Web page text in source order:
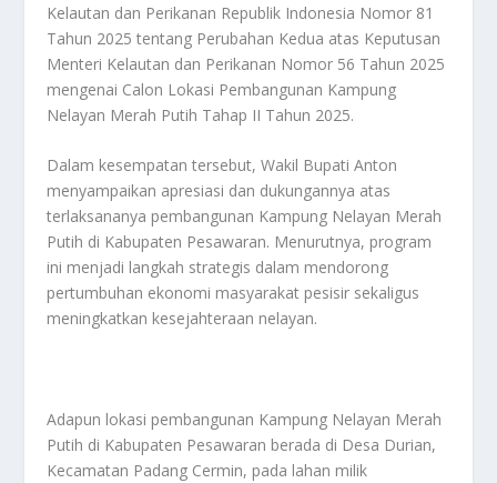
Kelautan dan Perikanan Republik Indonesia Nomor 81
Tahun 2025 tentang Perubahan Kedua atas Keputusan
Menteri Kelautan dan Perikanan Nomor 56 Tahun 2025
mengenai Calon Lokasi Pembangunan Kampung
Nelayan Merah Putih Tahap II Tahun 2025.
Dalam kesempatan tersebut, Wakil Bupati Anton
menyampaikan apresiasi dan dukungannya atas
terlaksananya pembangunan Kampung Nelayan Merah
Putih di Kabupaten Pesawaran. Menurutnya, program
ini menjadi langkah strategis dalam mendorong
pertumbuhan ekonomi masyarakat pesisir sekaligus
meningkatkan kesejahteraan nelayan.
Adapun lokasi pembangunan Kampung Nelayan Merah
Putih di Kabupaten Pesawaran berada di Desa Durian,
Kecamatan Padang Cermin, pada lahan milik